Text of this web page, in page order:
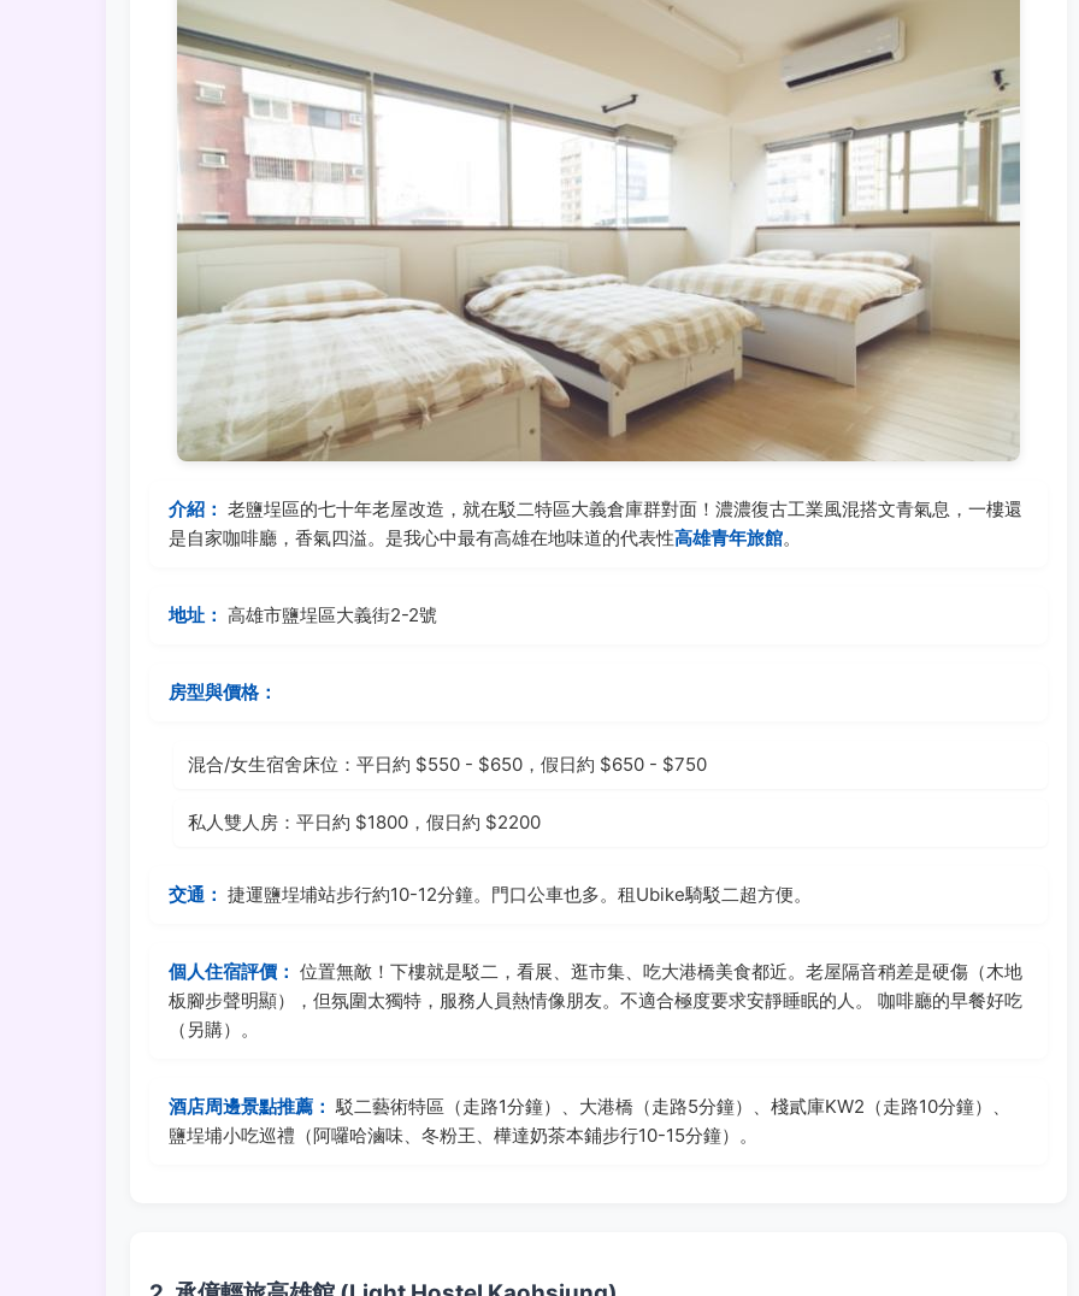
介紹： 老鹽埕區的七十年老屋改造，就在駁二特區大義倉庫群對面！濃濃復古工業風混搭文青氣息，一樓還
是自家咖啡廳，香氣四溢。是我心中最有高雄在地味道的代表性高雄青年旅館。
地址： 高雄市鹽埕區大義街2-2號
房型與價格：
混合/女生宿舍床位：平日約 $550 - $650，假日約 $650 - $750
私人雙人房：平日約 $1800，假日約 $2200
交通： 捷運鹽埕埔站步行約10-12分鐘。門口公車也多。租Ubike騎駁二超方便。
個人住宿評價： 位置無敵！下樓就是駁二，看展、逛市集、吃大港橋美食都近。老屋隔音稍差是硬傷（木地
板腳步聲明顯），但氛圍太獨特，服務人員熱情像朋友。不適合極度要求安靜睡眠的人。 咖啡廳的早餐好吃
（另購）。
酒店周邊景點推薦： 駁二藝術特區（走路1分鐘）、大港橋（走路5分鐘）、棧貳庫KW2（走路10分鐘）、
鹽埕埔小吃巡禮（阿囉哈滷味、冬粉王、樺達奶茶本鋪步行10-15分鐘）。